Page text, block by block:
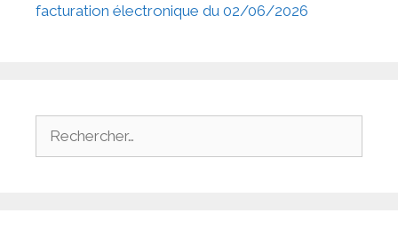
facturation électronique du 02/06/2026